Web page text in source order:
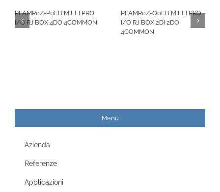
PFAMR0Z-P0EB MILLI PRO
I/O RJ BOX 4DO 4COMMON
PFAMR0Z-Q0EB MILLI PRO
I/O RJ BOX 2DI 2DO
4COMMON
Menu
Azienda
Referenze
Applicazioni